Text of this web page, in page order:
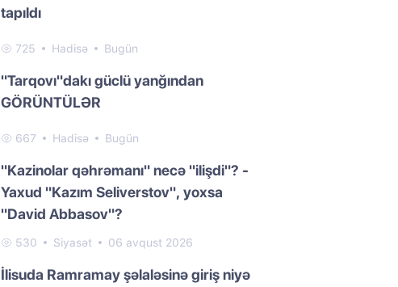
tapıldı
725 Hadisə Bugün
"Tarqovı"dakı güclü yanğından
GÖRÜNTÜLƏR
667 Hadisə Bugün
"Kazinolar qəhrəmanı" necə "ilişdi"? -
Yaxud "Kazım Seliverstov", yoxsa
"David Abbasov"?
530 Siyasət 06 avqust 2026
İlisuda Ramramay şəlaləsinə giriş niyə